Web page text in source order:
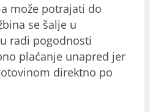
može potrajati do
se šalje u
radi pogodnosti
plaćanje unapred jer
direktno po